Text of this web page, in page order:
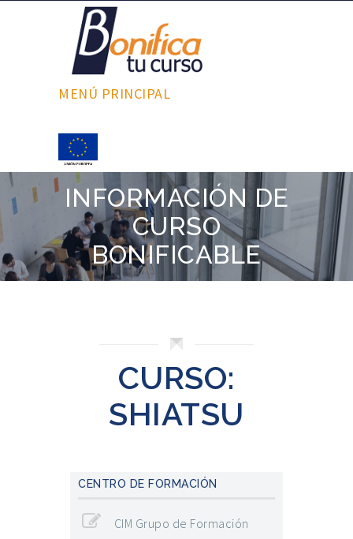
MENÚ PRINCIPAL
INFORMACIÓN DE
CURSO
BONIFICABLE
CURSO:
SHIATSU
CENTRO DE FORMACIÓN
CIM Grupo de Formación